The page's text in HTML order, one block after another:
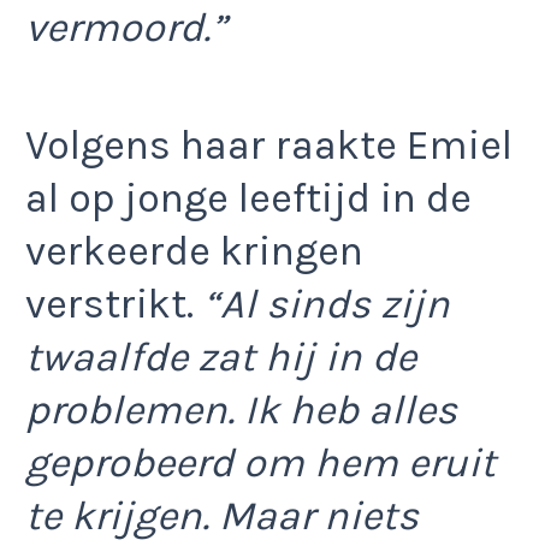
vermoord.”
Volgens haar raakte Emiel
al op jonge leeftijd in de
verkeerde kringen
verstrikt. “Al sinds zijn
twaalfde zat hij in de
problemen. Ik heb alles
geprobeerd om hem eruit
te krijgen. Maar niets